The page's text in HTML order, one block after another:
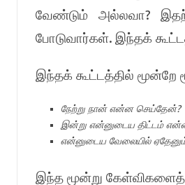
வேண்டும் அல்லவா?
போடுவார்கள். இந்தக்
இந்தக் கூட்டத்தில்
நேற்று நான் என்ன செய்தேன்?
இன்று என்னுடைய திட்டம்
என்னுடைய வேலையில்
இந்த மூன்று கேள்விகளைத்